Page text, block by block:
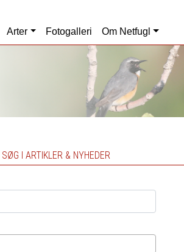
Arter Fotogalleri Om Netfugl
SØG I ARTIKLER & NYHEDER